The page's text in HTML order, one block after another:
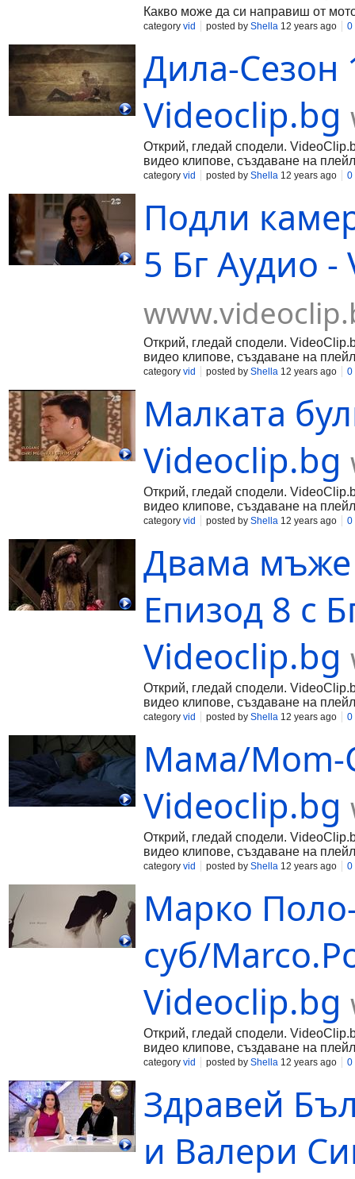
Какво може да си направиш от
category vid posted by Shella 12 years ago 0
Дила-Сезон
Videoclip.bg
Открий, гледай сподели.
видео клипове, създаване на
category vid posted by Shella 12 years ago 0
Подли
5 Бг Аудио
Открий, гледай сподели.
видео клипове, създаване на
category vid posted by Shella 12 years ago 0
Малката
Videoclip.bg
Открий, гледай сподели.
видео клипове, създаване на
category vid posted by Shella 12 years ago 0
Двама мъже
Епизод 8 с
Videoclip.bg
Открий, гледай сподели.
видео клипове, създаване на
category vid posted by Shella 12 years ago 0
Мама/Mom-
Videoclip.bg
Открий, гледай сподели.
видео клипове, създаване на
category vid posted by Shella 12 years ago 0
Марко
суб/
Videoclip.bg
Открий, гледай сподели.
видео клипове, създаване на
category vid posted by Shella 12 years ago 0
Здравей
и Валери